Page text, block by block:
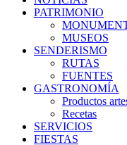
PATRIMONIO
MUSEOS
SENDERISMO
RUTAS
FUENTES
GASTRONOMÍA
Productos
Recetas
SERVICIOS
FIESTAS